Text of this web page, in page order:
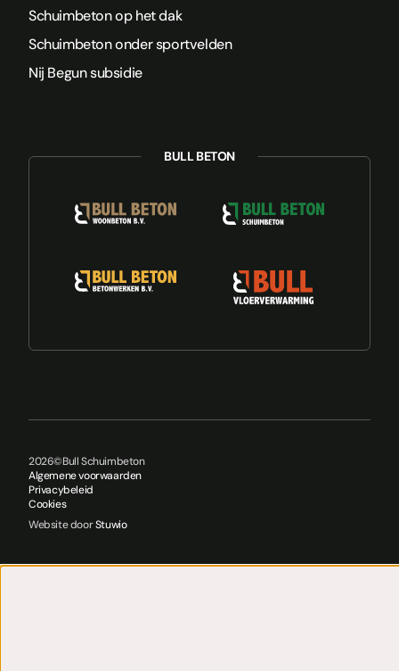
Schuimbeton op het dak
Schuimbeton onder sportvelden
Nij Begun subsidie
2026©Bull Schuimbeton
Algemene voorwaarden
Privacybeleid
Cookies
Website doorStuwio